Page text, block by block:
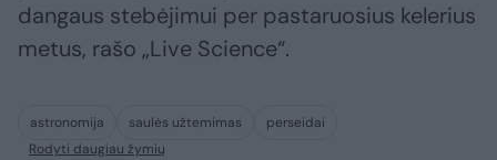
dangaus stebėjimui per pastaruosius kelerius
metus, rašo „Live Science“.
astronomija saulės užtemimas
perseidai
Rodyti daugiau žymių